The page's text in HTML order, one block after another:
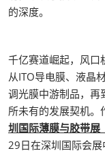
的深度。
千亿赛道崛起，风口
从ITO导电膜、液晶
调光膜中游制品，再
所未有的发展契机。
圳国际薄膜与胶带展
29日在深圳国际会